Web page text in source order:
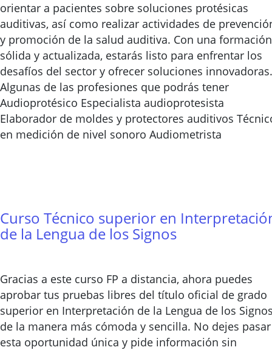
orientar a pacientes sobre soluciones protésicas
auditivas, así como realizar actividades de
y promoción de la salud auditiva. Con una formación
sólida y actualizada, estarás listo para enfrentar los
desafíos del sector y ofrecer soluciones innovadoras.
Algunas de las profesiones que podrás tener
Audioprotésico Especialista audioprotesista
Elaborador de moldes y protectores auditivos
en medición de nivel sonoro Audiometrista
Curso Técnico superior en
de la Lengua de los Signos
Gracias a este curso FP a distancia, ahora puedes
aprobar tus pruebas libres del título oficial de grado
superior en Interpretación de la Lengua de los
de la manera más cómoda y sencilla. No dejes pasar
esta oportunidad única y pide información sin